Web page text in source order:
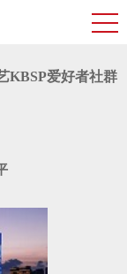
KBSP爱好者社群